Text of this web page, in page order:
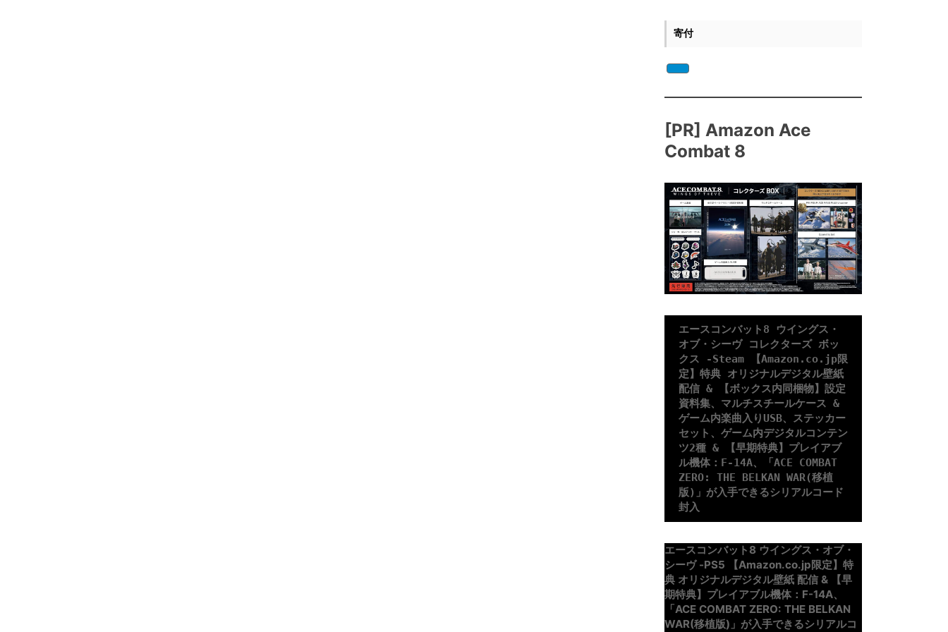
寄付
[PR] Amazon Ace
Combat 8
エースコンバット8 ウイングス・
オブ・シーヴ コレクターズ ボッ
クス -Steam 【Amazon.co.jp限
定】特典 オリジナルデジタル壁紙
配信 & 【ボックス内同梱物】設定
資料集、マルチスチールケース &
ゲーム内楽曲入りUSB、ステッカー
セット、ゲーム内デジタルコンテン
ツ2種 & 【早期特典】プレイアブ
ル機体：F-14A、「ACE COMBAT
ZERO: THE BELKAN WAR(移植
版)」が入手できるシリアルコード
封入
エースコンバット8 ウイングス・オブ・
シーヴ -PS5 【Amazon.co.jp限定】特
典 オリジナルデジタル壁紙 配信 & 【早
期特典】プレイアブル機体：F-14A、
「ACE COMBAT ZERO: THE BELKAN
WAR(移植版)」が入手できるシリアルコ